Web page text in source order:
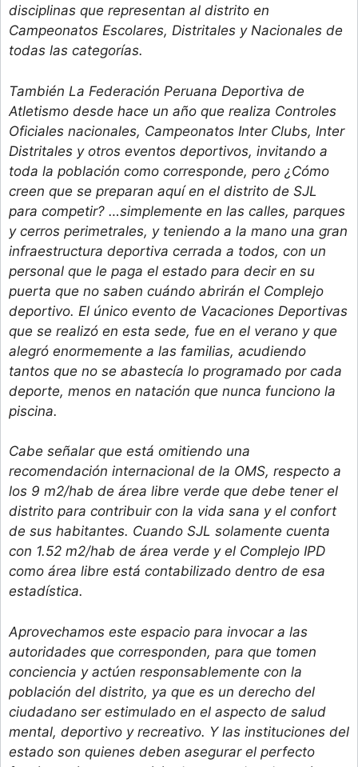
disciplinas que representan al distrito en
Campeonatos Escolares, Distritales y Nacionales de
todas las categorías.
También La Federación Peruana Deportiva de
Atletismo desde hace un año que realiza Controles
Oficiales nacionales, Campeonatos Inter Clubs, Inter
Distritales y otros eventos deportivos, invitando a
toda la población como corresponde, pero ¿Cómo
creen que se preparan aquí en el distrito de SJL
para competir? …simplemente en las calles, parques
y cerros perimetrales, y teniendo a la mano una gran
infraestructura deportiva cerrada a todos, con un
personal que le paga el estado para decir en su
puerta que no saben cuándo abrirán el Complejo
deportivo. El único evento de Vacaciones Deportivas
que se realizó en esta sede, fue en el verano y que
alegró enormemente a las familias, acudiendo
tantos que no se abastecía lo programado por cada
deporte, menos en natación que nunca funciono la
piscina.
Cabe señalar que está omitiendo una
recomendación internacional de la OMS, respecto a
los 9 m2/hab de área libre verde que debe tener el
distrito para contribuir con la vida sana y el confort
de sus habitantes. Cuando SJL solamente cuenta
con 1.52 m2/hab de área verde y el Complejo IPD
como área libre está contabilizado dentro de esa
estadística.
Aprovechamos este espacio para invocar a las
autoridades que corresponden, para que tomen
conciencia y actúen responsablemente con la
población del distrito, ya que es un derecho del
ciudadano ser estimulado en el aspecto de salud
mental, deportivo y recreativo. Y las instituciones del
estado son quienes deben asegurar el perfecto